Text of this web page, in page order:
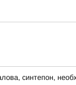
синтепон,